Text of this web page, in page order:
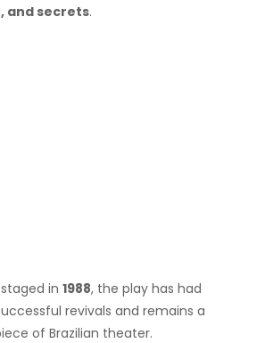
and secrets.
in 1988, the play has had
revivals and remains a
of Brazilian theater.